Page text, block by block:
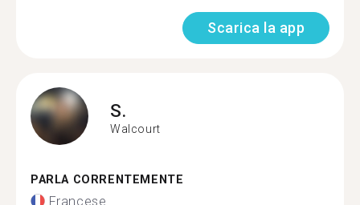
Scarica la app
S.
Walcourt
PARLA CORRENTEMENTE
Francese